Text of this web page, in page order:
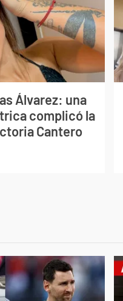
Álvarez: una
complicó la
Cantero